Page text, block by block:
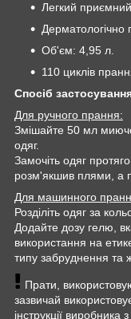
Легкий
Дерматологічно
Об'єм: 4,95 л.
110 циклів
Спосіб
Для ручного прання:
Змішайте 50 мл
одяг.
Замочіть одяг
розм'якшив плями, а
Для машинного
Розділіть одяг за
Додайте дозу гелю,
використання на
типу забруднення та
Прати,
зазвичай
інструкції